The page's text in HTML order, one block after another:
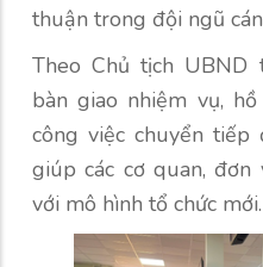
thuận trong đội ngũ
Theo Chủ tịch UBND
bàn giao nhiệm vụ,
công việc chuyển tiếp
giúp các cơ quan,
với mô hình tổ chức mới.